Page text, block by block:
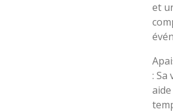
et
: Sa